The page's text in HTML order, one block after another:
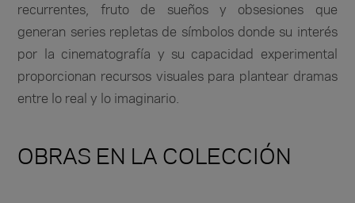
recurrentes, fruto de sueños y obsesiones que
generan series repletas de símbolos donde su interés
por la cinematografía y su capacidad experimental
proporcionan recursos visuales para plantear dramas
entre lo real y lo imaginario.
OBRAS EN LA COLECCIÓN